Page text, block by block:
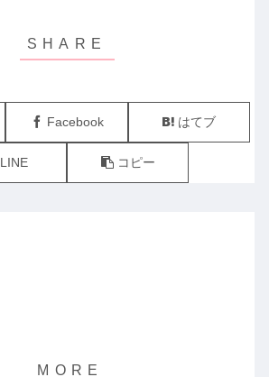
Facebook はてブ
LINE コピー